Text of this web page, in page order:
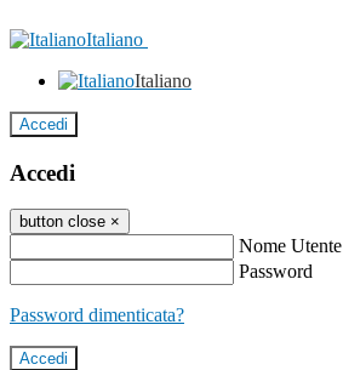
Italiano
Italiano
Accedi
Accedi
button close ×
Nome Utente
Password
Password dimenticata?